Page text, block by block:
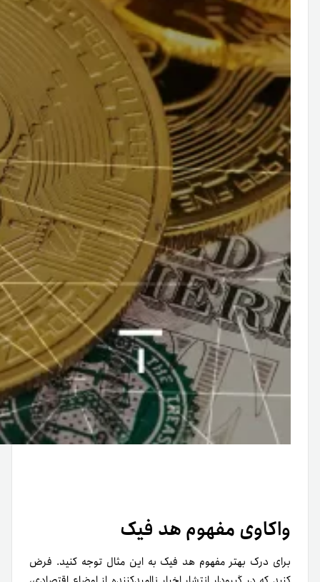
واکاوی مفهوم هد فیک
برای درک بهتر مفهوم هد فیک به این مثال توجه کنید. فرض